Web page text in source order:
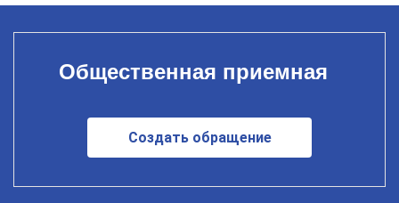
Общественная приемная
Создать обращение